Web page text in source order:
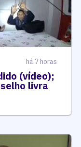
há 7 horas
(vídeo);
livra